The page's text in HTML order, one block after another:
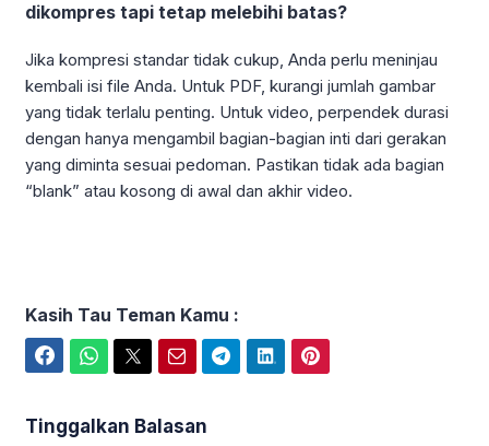
dikompres tapi tetap melebihi batas?
Jika kompresi standar tidak cukup, Anda perlu meninjau
kembali isi file Anda. Untuk PDF, kurangi jumlah gambar
yang tidak terlalu penting. Untuk video, perpendek durasi
dengan hanya mengambil bagian-bagian inti dari gerakan
yang diminta sesuai pedoman. Pastikan tidak ada bagian
“blank” atau kosong di awal dan akhir video.
Kasih Tau Teman Kamu :
Tinggalkan Balasan